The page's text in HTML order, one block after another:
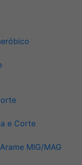
e Corte
MIG/MAG